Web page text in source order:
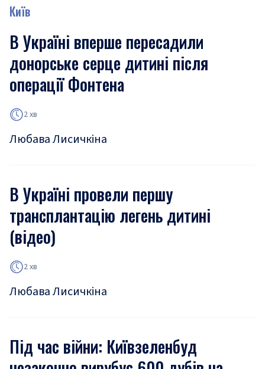
Київ
В Україні вперше пересадили
донорське серце дитині після
операції Фонтена
2 хв
Любава Лисичкіна
В Україні провели першу
трансплантацію легень дитині
(відео)
2 хв
Любава Лисичкіна
Під час війни: Київзеленбуд